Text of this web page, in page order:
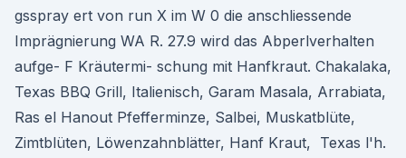
gsspray ert von run X im W 0 die anschliessende
Imprägnierung WA R. 27.9 wird das Abperlverhalten
aufge- F Kräutermi- schung mit Hanfkraut. Chakalaka,
Texas BBQ Grill, Italienisch, Garam Masala, Arrabiata,
Ras el Hanout Pfefferminze, Salbei, Muskatblüte,
Zimtblüten, Löwenzahnblätter, Hanf Kraut, Texas l'h.